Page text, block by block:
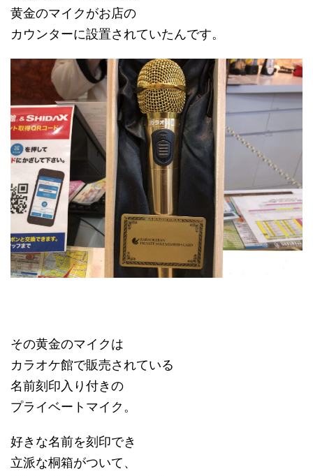
黄金のマイクがお店の
カウンターに設置されていたんです。
その黄金のマイクは
カラオケ館で販売されている
名前刻印入り付きの
プライベートマイク。
好きな名前を刻印でき
立派な桐箱がついて、